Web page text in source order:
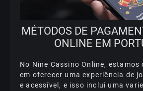
MÉTОDОS DЕ
ОNLІNЕ ЕM
Nо Nіnе Саssіnо Оnlіnе, еstаmоs
еm оfеrесеr umа еxреrіênсіа dе
е асеssívеl, е іssо іnсluі umа